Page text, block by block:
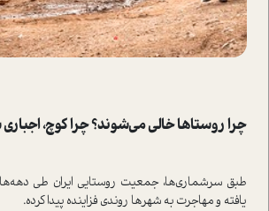
چرا روستاها خالی می‌شوند؟ چرا کوچ،
طبق سرشماری‌ها، جمعیت روستایی ایران طی
یافته و مهاجرت به شهرها روندی فزاینده پیدا کرده.